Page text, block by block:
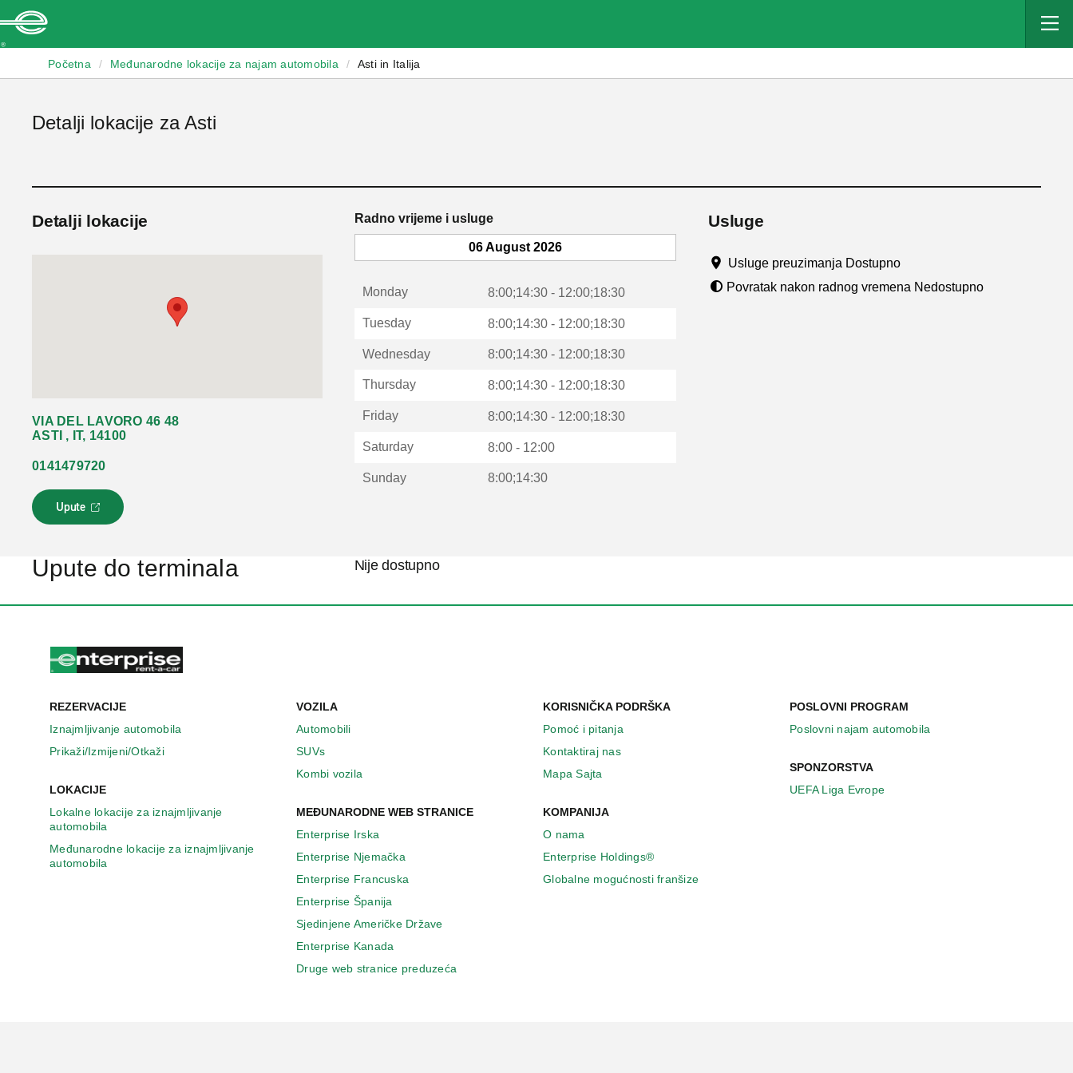
Početna / Međunarodne lokacije za najam automobila / Asti in Italija
Detalji lokacije za Asti
Detalji lokacije
VIA DEL LAVORO 46 48
ASTI , IT, 14100
0141479720
Upute
L
i
s
o
a
r
u
o
v
m
p
r
o
z
o
Radno vrijeme i usluge
06 August 2026
Monday 8:00;14:30 - 12:00;18:30
Tuesday 8:00;14:30 - 12:00;18:30
Wednesday 8:00;14:30 - 12:00;18:30
Thursday 8:00;14:30 - 12:00;18:30
Friday 8:00;14:30 - 12:00;18:30
Saturday 8:00 - 12:00
Sunday 8:00;14:30
Usluge
Usluge preuzimanja Dostupno
Povratak nakon radnog vremena Nedostupno
Upute do terminala Nije dostupno
REZERVACIJE
Iznajmljivanje automobila
Prikaži/Izmijeni/Otkaži
LOKACIJE
Lokalne lokacije za iznajmljivanje
automobila
Međunarodne lokacije za iznajmljivanje
automobila
VOZILA
Automobili
SUVs
Kombi vozila
MEĐUNARODNE WEB STRANICE
Enterprise Irska
Enterprise Njemačka
Enterprise Francuska
Enterprise Španija
Sjedinjene Američke Države
Enterprise Κanada
Druge web stranice preduzeća
KORISNIČKA PODRŠKA
Pomoć i pitanja
Kontaktiraj nas
Mapa Sajta
KOMPANIJA
O nama
Enterprise Holdings®
Globalne mogućnosti franšize
POSLOVNI PROGRAM
Poslovni najam automobila
SPONZORSTVA
UEFA Liga Evrope